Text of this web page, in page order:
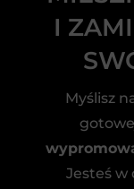
I
Myślisz
Jesteś w